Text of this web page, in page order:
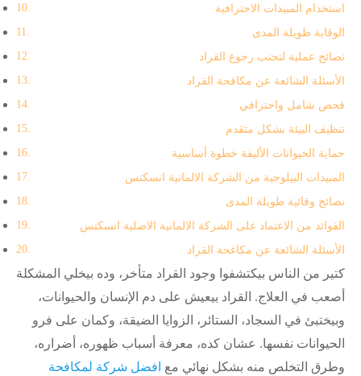
استخدام المبيدات الاحترافية
الوقاية طويلة المدى
نصائح عملية لتجنب رجوع القراد
الأسئلة الشائعة عن مكافحة القراد
فحص شامل واحترافي
تنظيف البيئة بشكل متقدم
حماية الحيوانات الأليفة خطوة أساسية
المبيدات البيلوجية من الشركة الالمانية انسكتس
نصائح وقائية طويلة المدى
الفوائد من الاعتماد على الشركة الالمانية الاصلية انسكتس
الأسئلة الشائعة عن مكاغحة القراد
كتير من الناس بيكتشفوا وجود القراد متأخر، وده بيخلي المشكلة
أصعب في العلاج. القراد بيعيش على دم الإنسان والحيوانات،
وبيختبئ في السجاد، الستائر، الزوايا الضيقة، وكمان على فرو
الحيوانات نفسها. عشان كده، معرفة أسباب ظهوره، أضراره،
وطرق التخلص منه بشكل نهائي مع افضل شركة لمكافحة